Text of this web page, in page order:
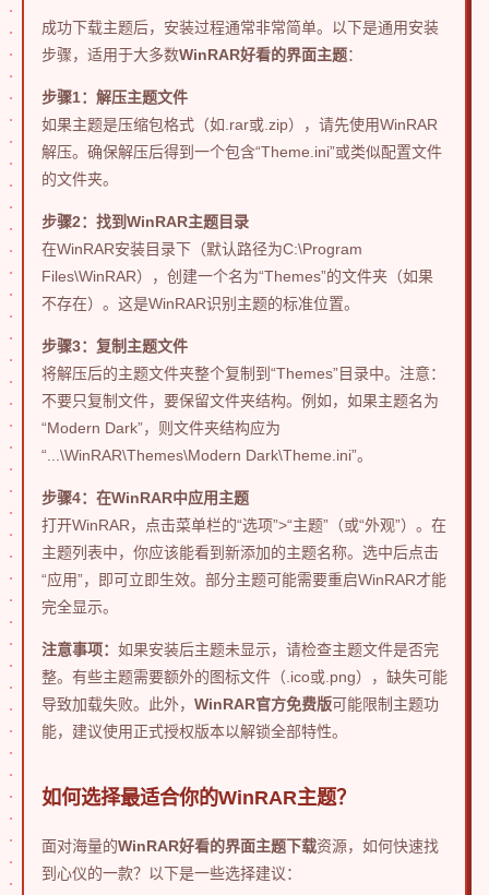
成功下载主题后，安装过程通常非常简单。以下是通用安装
步骤，适用于大多数WinRAR好看的界面主题：
步骤1：解压主题文件
如果主题是压缩包格式（如.rar或.zip），请先使用WinRAR
解压。确保解压后得到一个包含“Theme.ini”或类似配置文件
的文件夹。
步骤2：找到WinRAR主题目录
在WinRAR安装目录下（默认路径为C:\Program
Files\WinRAR），创建一个名为“Themes”的文件夹（如果
不存在）。这是WinRAR识别主题的标准位置。
步骤3：复制主题文件
将解压后的主题文件夹整个复制到“Themes”目录中。注意：
不要只复制文件，要保留文件夹结构。例如，如果主题名为
“Modern Dark”，则文件夹结构应为
“...\WinRAR\Themes\Modern Dark\Theme.ini”。
步骤4：在WinRAR中应用主题
打开WinRAR，点击菜单栏的“选项”>“主题”（或“外观”）。在
主题列表中，你应该能看到新添加的主题名称。选中后点击
“应用”，即可立即生效。部分主题可能需要重启WinRAR才能
完全显示。
注意事项： 如果安装后主题未显示，请检查主题文件是否完
整。有些主题需要额外的图标文件（.ico或.png），缺失可能
导致加载失败。此外， WinRAR官方免费版可能限制主题功
能，建议使用正式授权版本以解锁全部特性。
如何选择最适合你的WinRAR主题？
面对海量的WinRAR好看的界面主题下载资源，如何快速找
到心仪的一款？以下是一些选择建议：